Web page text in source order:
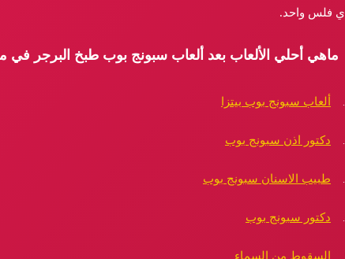
أي فلس واحد.
ماهي أحلي الألعاب بعد ألعاب سبونج بوب طبخ البرجر
ألعاب سبونج بوب بيتزا
دكتور اذن سبونج بوب
طبيب الاسنان سبونج بوب
دكتور سبونج بوب
السقوط من السماء